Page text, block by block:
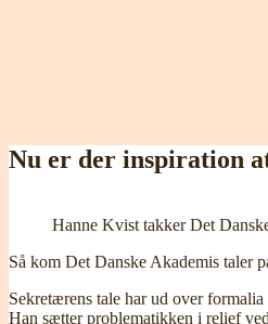
Nu er der inspiration
Hanne Kvist takker Det
Så kom Det Danske Akademis taler
Sekretærens tale har ud over
Han sætter problematikken i relief